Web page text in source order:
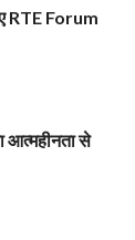
RTE Forum
आत्महीनता से